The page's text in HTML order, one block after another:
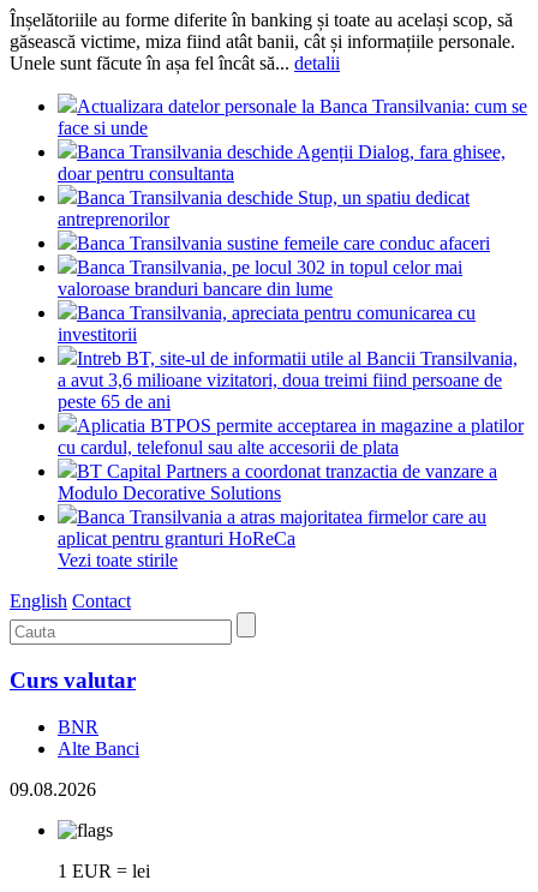
Înșelătoriile au forme diferite în banking și toate au același scop, să
găsească victime, miza fiind atât banii, cât și informațiile personale.
Unele sunt făcute în așa fel încât să... detalii
Actualizara datelor personale la Banca Transilvania: cum se
face si unde
Banca Transilvania deschide Agenții Dialog, fara ghisee,
doar pentru consultanta
Banca Transilvania deschide Stup, un spatiu dedicat
antreprenorilor
Banca Transilvania sustine femeile care conduc afaceri
Banca Transilvania, pe locul 302 in topul celor mai
valoroase branduri bancare din lume
Banca Transilvania, apreciata pentru comunicarea cu
investitorii
Intreb BT, site-ul de informatii utile al Bancii Transilvania,
a avut 3,6 milioane vizitatori, doua treimi fiind persoane de
peste 65 de ani
Aplicatia BTPOS permite acceptarea in magazine a platilor
cu cardul, telefonul sau alte accesorii de plata
BT Capital Partners a coordonat tranzactia de vanzare a
Modulo Decorative Solutions
Banca Transilvania a atras majoritatea firmelor care au
aplicat pentru granturi HoReCa
Vezi toate stirile
English Contact
Curs valutar
BNR
Alte Banci
09.08.2026
1 EUR = lei